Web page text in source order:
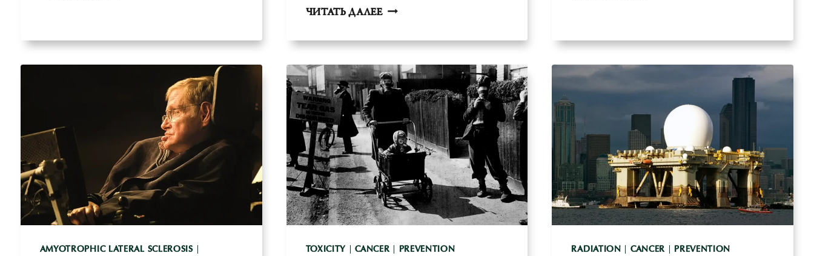
И
ДОЛГОВРЕМЕННОЕ
РЕШЕНИЕ
ЧИТАТЬ ДАЛЕЕДОМАШНЕЕ
СРЕДСТВО
ПОЛОСКАНИЯ
РТА:
ПРОВЕРЕННЫЙ,
СИЛЬНЫЙ
И
МЕНЕЕ
ТОКСИЧНЫЙ
ПРИЧИНЫ
ПРОФИЛАКТИКА
AMYOTROPHIC LATERAL SCLEROSIS TOXICITY |CANCER| PREVENTION RADIATION CANCER PREVENTION